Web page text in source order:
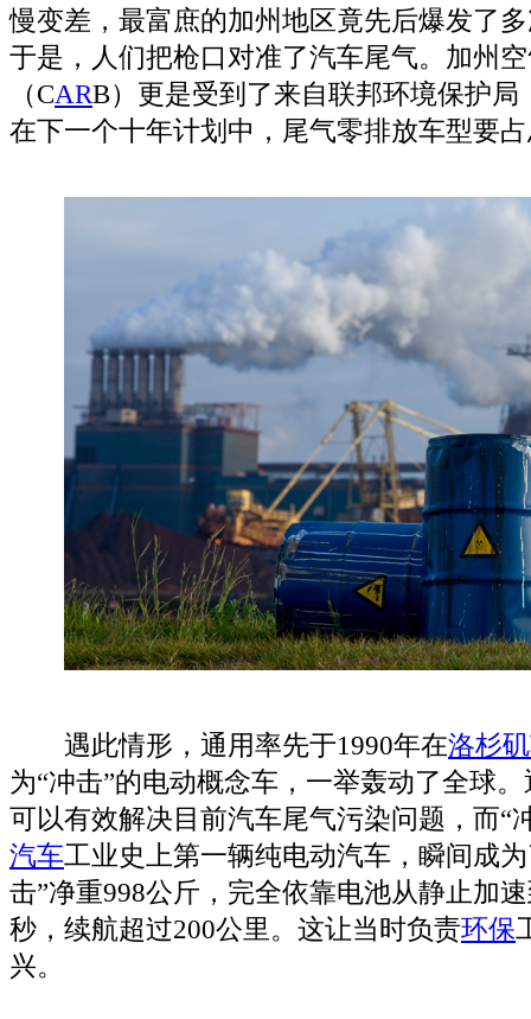
慢变差，最富庶的加州地区竟先后爆发了
于是，人们把枪口对准了汽车尾气。加州
（CARB）更是受到了来自联邦环境保护局
在下一个十年计划中，尾气零排放车型要
遇此情形，通用率先于1990年在洛杉
为“冲击”的电动概念车，一举轰动了全球
可以有效解决目前汽车尾气污染问题，而“
汽车工业史上第一辆纯电动汽车，瞬间成
击”净重998公斤，完全依靠电池从静止加
秒，续航超过200公里。这让当时负责环保
兴。